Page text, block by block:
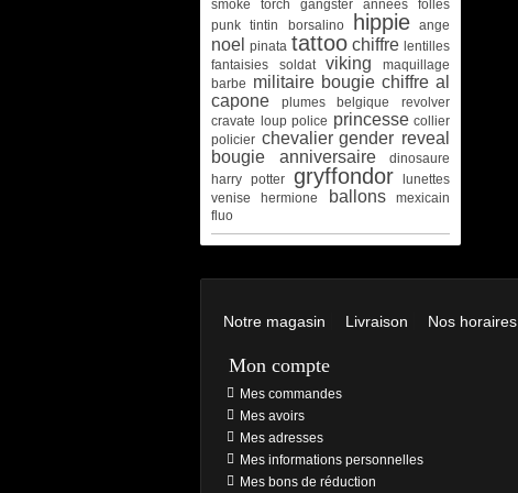
smoke torch gangster
années folles
punk tintin borsalino hippie ange
noel pinata tattoo chiffre lentilles
fantaisies
soldat viking
maquillage
barbe militaire bougie chiffre al
capone
plumes belgique
revolver
cravate
loup police princesse collier
policier chevalier gender reveal
bougie anniversaire
dinosaure
harry potter gryffondor
lunettes
venise
hermione ballons
mexicain
fluo
Notre magasin Livraison Nos horaires
Mon compte
Mes commandes
Mes avoirs
Mes adresses
Mes informations personnelles
Mes bons de réduction